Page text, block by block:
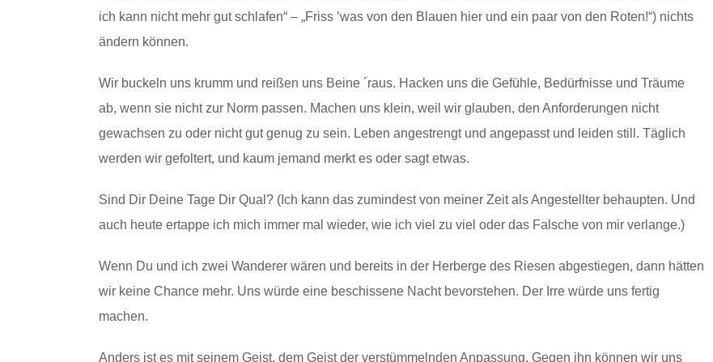
ich kann nicht mehr gut schlafen“ – „Friss ’was von den Blauen hier und ein paar von den Roten!“) nichts
ändern können.
Wir buckeln uns krumm und reißen uns Beine ´raus. Hacken uns die Gefühle, Bedürfnisse und Träume
ab, wenn sie nicht zur Norm passen. Machen uns klein, weil wir glauben, den Anforderungen nicht
gewachsen zu oder nicht gut genug zu sein. Leben angestrengt und angepasst und leiden still. Täglich
werden wir gefoltert, und kaum jemand merkt es oder sagt etwas.
Sind Dir Deine Tage Dir Qual? (Ich kann das zumindest von meiner Zeit als Angestellter behaupten. Und
auch heute ertappe ich mich immer mal wieder, wie ich viel zu viel oder das Falsche von mir verlange.)
Wenn Du und ich zwei Wanderer wären und bereits in der Herberge des Riesen abgestiegen, dann hätten
wir keine Chance mehr. Uns würde eine beschissene Nacht bevorstehen. Der Irre würde uns fertig
machen.
Anders ist es mit seinem Geist, dem Geist der verstümmelnden Anpassung. Gegen ihn können wir uns